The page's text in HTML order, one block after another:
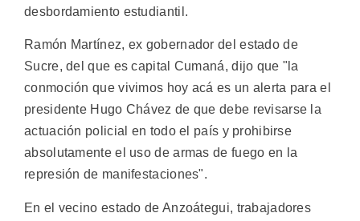
desbordamiento estudiantil.
Ramón Martínez, ex gobernador del estado de
Sucre, del que es capital Cumaná, dijo que "la
conmoción que vivimos hoy acá es un alerta para el
presidente Hugo Chávez de que debe revisarse la
actuación policial en todo el país y prohibirse
absolutamente el uso de armas de fuego en la
represión de manifestaciones".
En el vecino estado de Anzoátegui, trabajadores